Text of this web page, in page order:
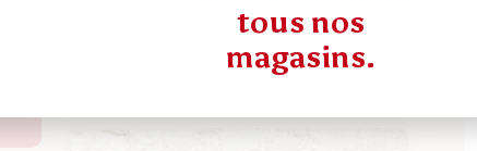
Mai à Vélo : Fermes de
Figeac fait sa vélorution !
tous nos
magasins.